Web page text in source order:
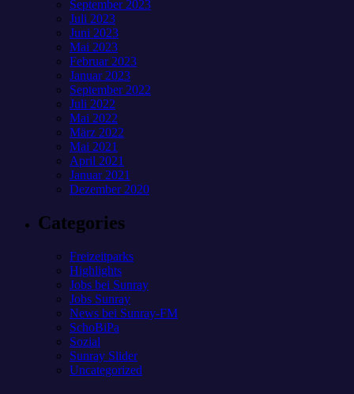
September 2023
Juli 2023
Juni 2023
Mai 2023
Februar 2023
Januar 2023
September 2022
Juli 2022
Mai 2022
März 2022
Mai 2021
April 2021
Januar 2021
Dezember 2020
Categories
Freizeitparks
Highlights
Jobs bei Sunray
Jobs Sunray
News bei Sunray-FM
SchoBiPa
Sozial
Sunray Slider
Uncategorized